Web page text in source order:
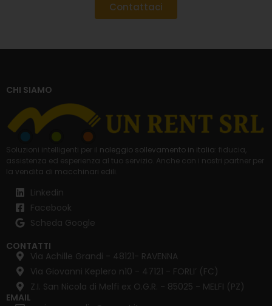
Contattaci
CHI SIAMO
Soluzioni intelligenti per il noleggio sollevamento in italia : fiducia,
assistenza ed esperienza al tuo servizio. Anche con i nostri partner per
la vendita di macchinari edili
Linkedin
Facebook
Scheda Google
CONTATTI
Via Achille Grandi - 48121- RAVENNA
Via Giovanni Keplero n10 - 47121 - FORLI’ (FC)
Z.I. San Nicola di Melfi ex O.G.R. - 85025 - MELFI (PZ)
EMAIL